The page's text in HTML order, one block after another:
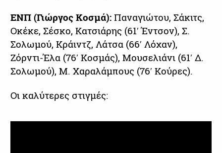
ΕΝΠ (Γιώργος Κοσμά):Παναγιώτου, Σάκιτς,
Οκέκε, Σέσκο, Κατσιάρης (61′ Έντσον), Σ.
Σολωμού, Κράιντζ, Λάτσα (66′ Λόχαν),
Ζόρντι-Έλα (76′ Κοσμάς), Μουσελιάνι (61′ Δ.
Σολωμού), Μ. Χαραλάμπους (76′ Κούρες).
Οι καλύτερες στιγμές: